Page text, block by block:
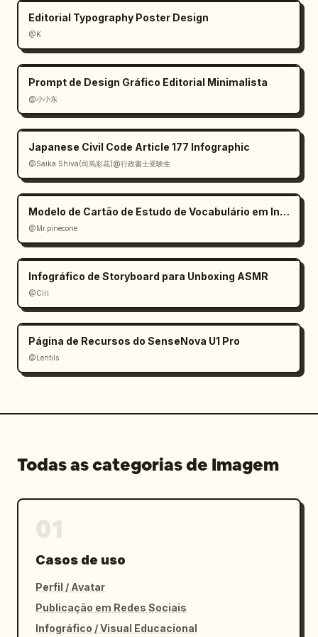
pequeno painel de fatores ambientais no canto
inferior esquerdo com indicadores em forma de
ícones para luz, temperatura, água,
nutrientes e ar. Use rotulagem bilíngue em
todo o material, com títulos em chinês mais
proeminentes e traduções em inglês em texto
serifado menor. A estética deve parecer
erudita, elegante, com qualidade de museu e
densa em informações, com tipografia antiga
refinada, fundo bege suave, vermelhos e
verdes realistas e um layout de atlas limpo e
Editorial Typography Poster Design
@K
Prompt de Design Gráfico Editorial Minimalista
@小小东
Japanese Civil Code Article 177 Infographic
@Saika Shiva(司馬彩花)@行政書士受験生
Modelo de Cartão de Estudo de Vocabulário em Inglês
@Mr.pinecone
Infográfico de Storyboard para Unboxing ASMR
@Ciri
Página de Recursos do SenseNova U1 Pro
@Lentils
Todas as categorias de Imagem
Casos de uso
Perfil / Avatar
Publicação em Redes Sociais
Infográfico / Visual Educacional